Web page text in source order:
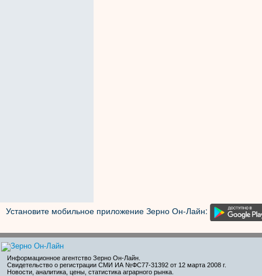
Установите мобильное приложение Зерно Он-Лайн:
Информационное агентство Зерно Он-Лайн
Свидетельство о регистрации СМИ ИА №ФС77-31392 от 12 марта 2008 г.
Новости, аналитика, цены, статистика аграрного рынка.